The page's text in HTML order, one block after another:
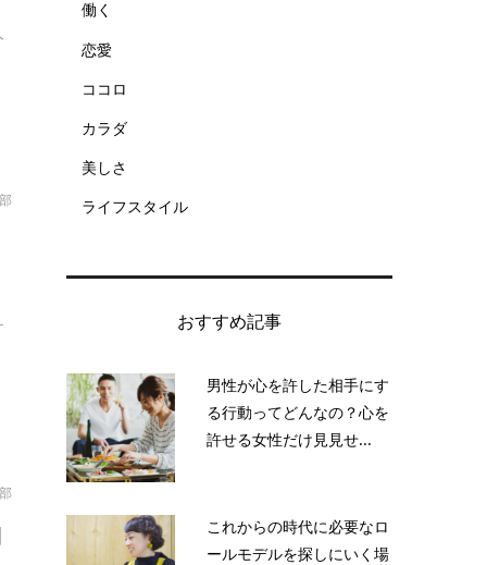
働く
恋愛
ココロ
カラダ
美しさ
ライフスタイル
おすすめ記事
男性が心を許した相手にす
る行動ってどんなの？心を
許せる女性だけ見見せ...
これからの時代に必要なロ
ールモデルを探しにいく場